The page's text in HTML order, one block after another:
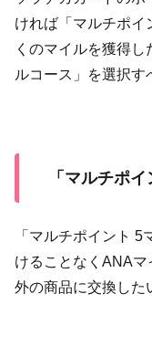
ければ「マルチポイ
くのマイルを獲得
ルコース」を選択す
「マルチポ
「マルチポイント
けることなくANA
外の商品に交換した